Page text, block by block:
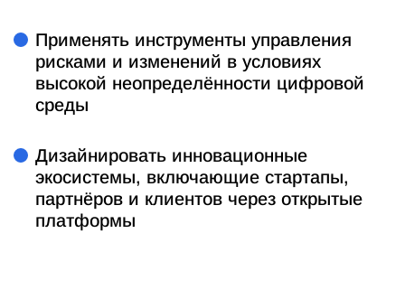
Применять инструменты управления
рисками и изменений в условиях
высокой неопределённости цифровой
среды
Дизайнировать инновационные
экосистемы, включающие стартапы,
партнёров и клиентов через открытые
платформы